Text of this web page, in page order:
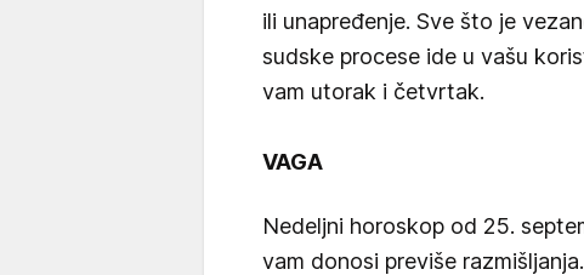
ili unapređenje. Sve što je
sudske procese ide u vašu
vam utorak i četvrtak.
VAGA
Nedeljni horoskop od 25.
vam donosi previše